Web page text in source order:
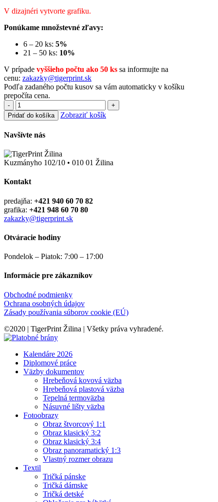
V dizajnéri vytvorte grafiku.
Ponúkame množstevné zľavy:
6 – 20 ks: 5%
21 – 50 ks: 10%
V prípade vyššieho počtu ako 50 ks sa informujte na
cenu: zakazky@tigerprint.sk
Podľa zadaného počtu kusov sa vám automaticky v košíku
prepočíta cena.
-
+
Pridať do košíka
Zobraziť košík
Navšívte nás
Kuzmányho 102/10 • 010 01 Žilina
Kontakt
predajňa: +421 940 60 70 82
grafika: +421 948 60 70 80
zakazky@tigerprint.sk
Otváracie hodiny
Pondelok – Piatok: 7:00 – 17:00
Informácie pre zákazníkov
Obchodné podmienky
Ochrana osobných údajov
Zásady používania súborov cookie (EÚ)
©2020 | TigerPrint Žilina | Všetky práva vyhradené.
Kalendáre 2026
Diplomové práce
Väzby dokumentov
Hrebeňová kovová väzba
Hrebeňová plastová väzba
Tepelná termoväzba
Násuvné lišty väzba
Fotoobrazy
Obraz štvorcový 1:1
Obraz klasický 3:2
Obraz klasický 3:4
Obraz panoramatický 1:3
Vlastný rozmer obrazu
Textil
Tričká pánske
Tričká dámske
Tričká detské